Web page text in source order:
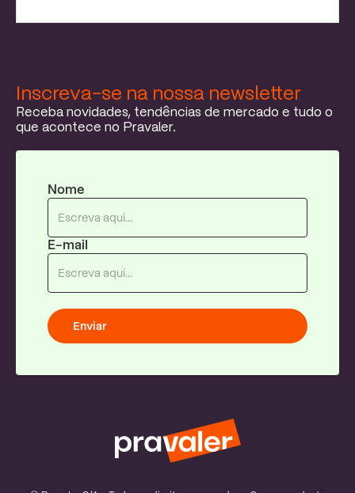
Inscreva-se na nossa newsletter
Receba novidades, tendências de mercado e tudo o
que acontece no Pravaler.
Nome
E-mail